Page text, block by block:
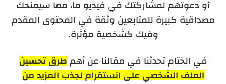
أو دعوتهم لمشاركتك في فيديو ما، مما سيمنحك
مصداقية كبيرة للمتابعين وثقة في المحتوى المقدم
وفيك كشخصية مؤثرة.
في الختام تحدثنا في مقالنا عن أهم طرق تحسين
الملف الشخصي على انستقرام لجذب المزيد من